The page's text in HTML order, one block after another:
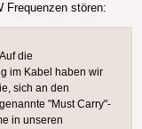
Frequenzen stören:
die
im Kabel haben wir
sich an den
"Must Carry"-
in unseren